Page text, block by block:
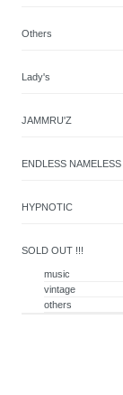
Others
Lady's
JAMMRU'Z
ENDLESS NAMELESS
HYPNOTIC
SOLD OUT !!!
music
vintage
others